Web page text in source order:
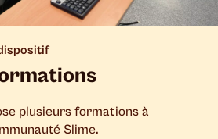
plusieurs formations à
Slime.